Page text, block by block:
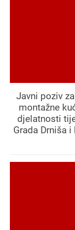
Javni poziv
montažne
djelatnosti
Grada Drniša